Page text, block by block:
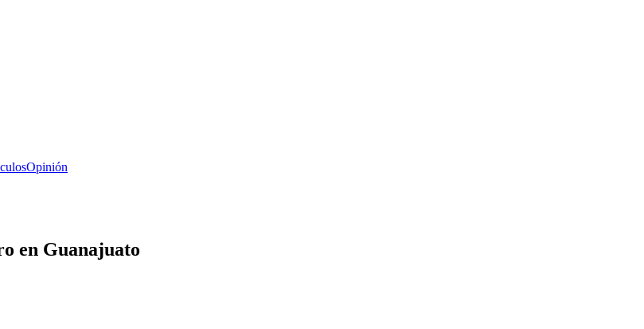
Opinión
en Guanajuato